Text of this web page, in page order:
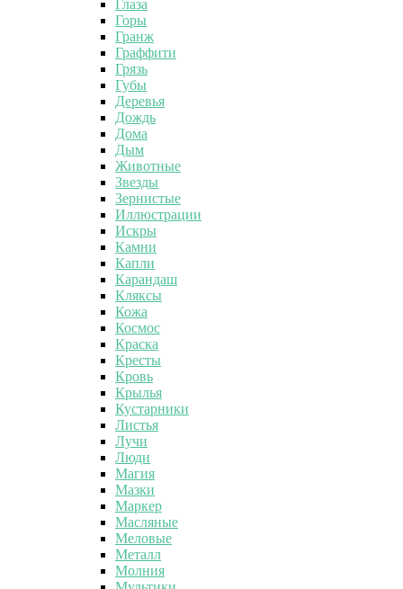
Глаза
Горы
Гранж
Граффити
Грязь
Губы
Деревья
Дождь
Дома
Дым
Животные
Звезды
Зернистые
Иллюстрации
Искры
Камни
Капли
Карандаш
Кляксы
Кожа
Космос
Краска
Кресты
Кровь
Крылья
Кустарники
Листья
Лучи
Люди
Магия
Мазки
Маркер
Масляные
Меловые
Металл
Молния